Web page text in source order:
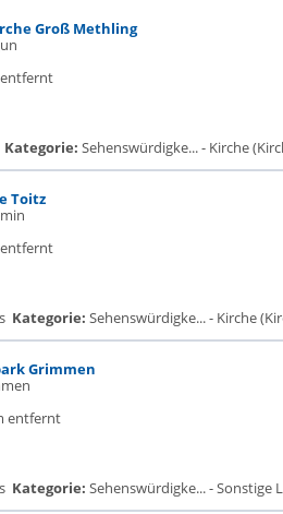
Groß Methling
Kategorie: Sehenswürdigke... - Kirche
Toitz
Kategorie: Sehenswürdigke... - Kirche
Grimmen
entfernt
Kategorie: Sehenswürdigke... - Sonstige